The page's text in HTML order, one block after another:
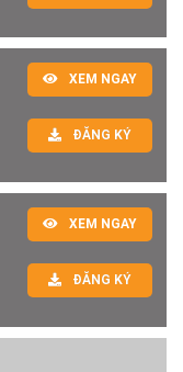
XEM NGAY
ĐĂNG KÝ
XEM NGAY
ĐĂNG KÝ